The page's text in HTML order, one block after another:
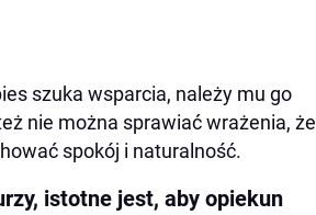
szuka wsparcia, należy mu go
nie można sprawiać wrażenia, że
spokój i naturalność.
istotne jest, aby opiekun